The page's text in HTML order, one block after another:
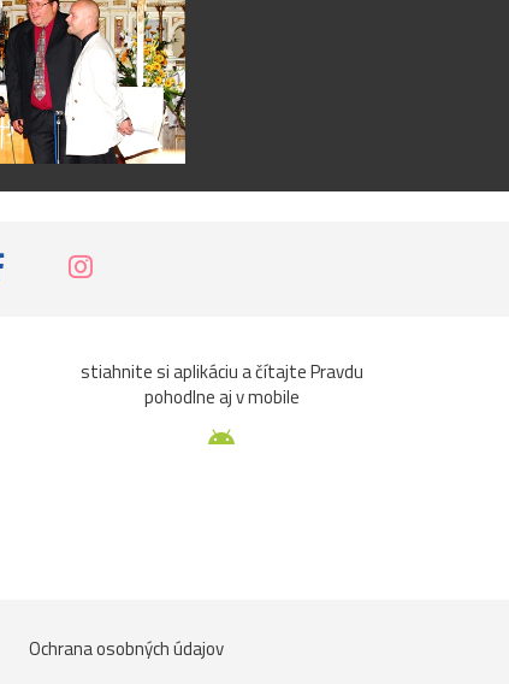
stiahnite si aplikáciu a čítajte Pravdu
pohodlne aj v mobile
Ochrana osobných údajov